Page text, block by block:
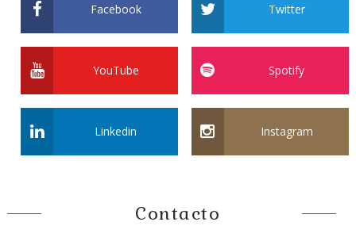
Facebook Twitter
YouTube Spotify
Linkedin Instagram
Contacto